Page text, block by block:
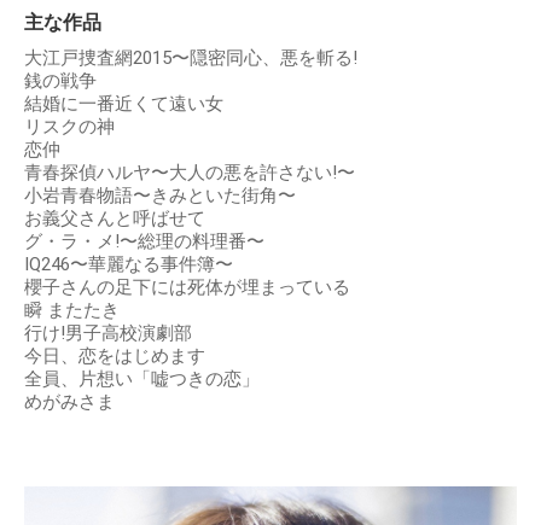
主な作品
大江戸捜査網2015〜隠密同心、悪を斬る!
銭の戦争
結婚に一番近くて遠い女
リスクの神
恋仲
青春探偵ハルヤ〜大人の悪を許さない!〜
小岩青春物語〜きみといた街角〜
お義父さんと呼ばせて
グ・ラ・メ!〜総理の料理番〜
IQ246〜華麗なる事件簿〜
櫻子さんの足下には死体が埋まっている
瞬 またたき
行け!男子高校演劇部
今日、恋をはじめます
全員、片想い「嘘つきの恋」
めがみさま